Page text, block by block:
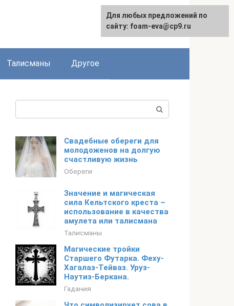
Талисманы Другое
Свадебные обереги для
молодоженов на долгую
счастливую жизнь
Обереги
Значение и магическая
сила Кельтского креста –
использование в качества
амулета или талисмана
Талисманы
Магические тройки
Старшего Футарка. Феху-
Хагалаз-Тейваз. Уруз-
Наутиз-Беркана.
Гадания
Для любых предложений по
сайту: foam-eva@cp9.ru